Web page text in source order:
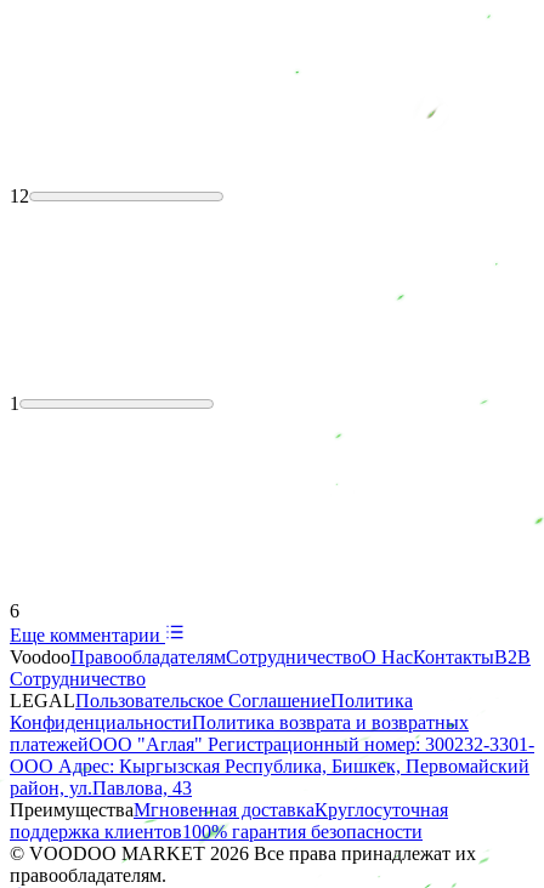
12
1
6
Еще комментарии
VoodooПравообладателямСотрудничествоО НасКонтактыB2B
Сотрудничество
LEGALПользовательское СоглашениеПолитика
КонфиденциальностиПолитика возврата и возвратных
платежейООО "Аглая" Регистрационный номер: 300232-3301-
ООО Адрес: Кыргызская Республика, Бишкек, Первомайский
район, ул.Павлова, 43
ПреимуществаМгновенная доставкаКруглосуточная
поддержка клиентов100% гарантия безопасности
© VOODOO MARKET 2026 Все права принадлежат их
правообладателям.